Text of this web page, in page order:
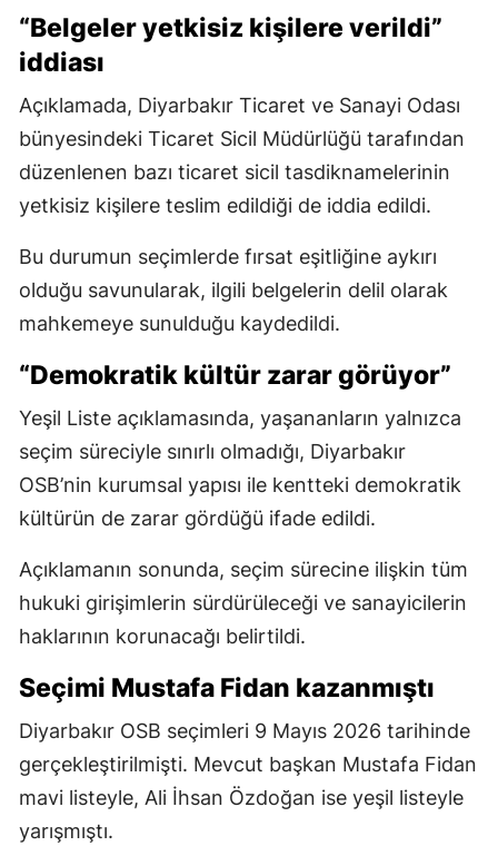
“Belgeler yetkisiz kişilere verildi”
iddiası
Açıklamada, Diyarbakır Ticaret ve Sanayi Odası
bünyesindeki Ticaret Sicil Müdürlüğü tarafından
düzenlenen bazı ticaret sicil tasdiknamelerinin
yetkisiz kişilere teslim edildiği de iddia edildi.
Bu durumun seçimlerde fırsat eşitliğine aykırı
olduğu savunularak, ilgili belgelerin delil olarak
mahkemeye sunulduğu kaydedildi.
“Demokratik kültür zarar görüyor”
Yeşil Liste açıklamasında, yaşananların yalnızca
seçim süreciyle sınırlı olmadığı, Diyarbakır
OSB’nin kurumsal yapısı ile kentteki demokratik
kültürün de zarar gördüğü ifade edildi.
Açıklamanın sonunda, seçim sürecine ilişkin tüm
hukuki girişimlerin sürdürüleceği ve sanayicilerin
haklarının korunacağı belirtildi.
Seçimi Mustafa Fidan kazanmıştı
Diyarbakır OSB seçimleri 9 Mayıs 2026 tarihinde
gerçekleştirilmişti. Mevcut başkan Mustafa Fidan
mavi listeyle, Ali İhsan Özdoğan ise yeşil listeyle
yarışmıştı.